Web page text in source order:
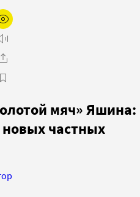
мяч» Яшина:
новых частных